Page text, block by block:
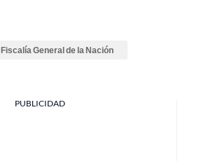
Fiscalía General de la Nación
PUBLICIDAD